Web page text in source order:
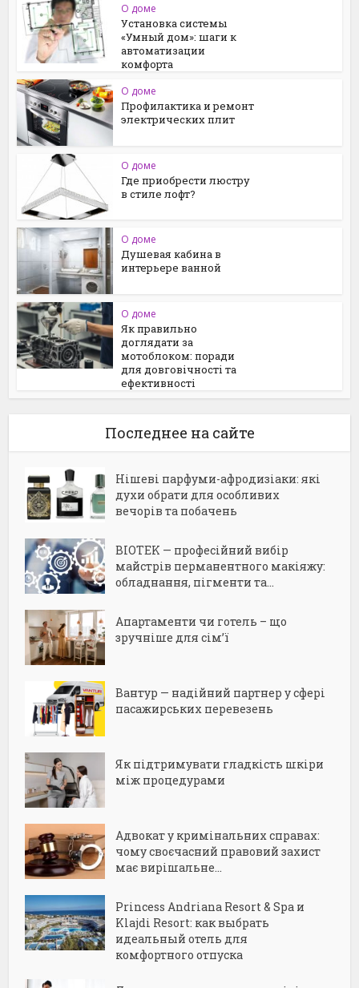
О доме
Установка системы
«Умный дом»: шаги к
автоматизации
комфорта
О доме
Профилактика и ремонт
электрических плит
О доме
Где приобрести люстру
в стиле лофт?
О доме
Душевая кабина в
интерьере ванной
О доме
Як правильно
доглядати за
мотоблоком: поради
для довговічності та
ефективності
Последнее на сайте
Нішеві парфуми-афродизіаки: які
духи обрати для особливих
вечорів та побачень
BIOTEK — професійний вибір
майстрів перманентного макіяжу:
обладнання, пігменти та...
Апартаменти чи готель – що
зручніше для сім’ї
Вантур — надійний партнер у сфері
пасажирських перевезень
Як підтримувати гладкість шкіри
між процедурами
Адвокат у кримінальних справах:
чому своєчасний правовий захист
має вирішальне...
Princess Andriana Resort & Spa и
Klajdi Resort: как выбрать
идеальный отель для
комфортного отпуска